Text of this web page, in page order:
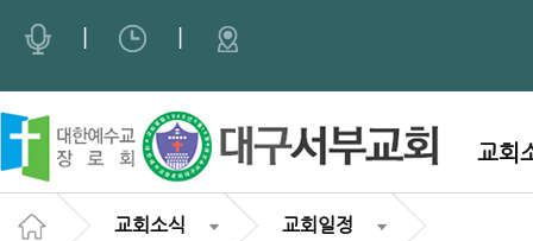
교회
교회소식 교회일정